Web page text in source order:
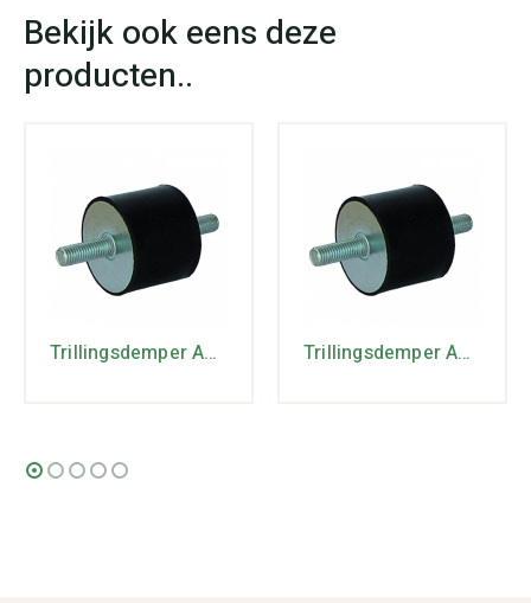
Trillingsdemper A50/30 Trillingsdemper A75/50